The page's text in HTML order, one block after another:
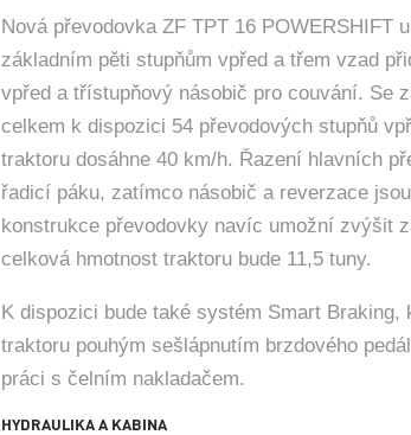
Nová převodovka ZF TPT 16 POWERSHIFT
základním pěti stupňům vpřed a třem vzad
vpřed a třístupňový násobič pro couvání. Se
celkem k dispozici 54 převodových stupňů
traktoru dosáhne 40 km/h. Řazení hlavních
řadicí páku, zatímco násobič a reverzace
konstrukce převodovky navíc umožní zvýšit
celková hmotnost traktoru bude 11,5 tuny.
K dispozici bude také systém Smart
traktoru pouhým sešlápnutím brzdového
práci s čelním nakladačem.
HYDRAULIKA A KABINA